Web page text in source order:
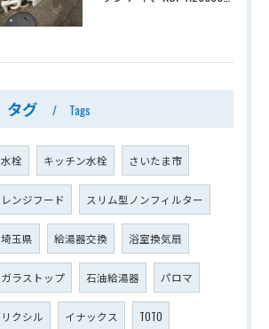
タグ Tags
水栓 キッチン水栓 さいたま市
レンジフード スリム型ノンフィルター
埼玉県 給湯器交換 浴室換気扇
ガラストップ 石油給湯器 パロマ
リクシル イナックス TOTO